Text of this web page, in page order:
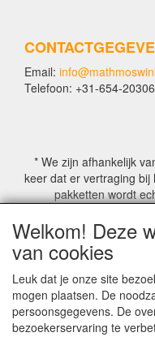
Email:
Telefoon: +31-654-
* We zijn afhankelijk
keer dat er vertraging
pakketten wordt
©
Site Name,
Copyrighted property
another website, or
our
Welkom! Deze
van cookies
Leuk dat je onze site
mogen plaatsen. De
persoonsgegevens. De
bezoekerservaring te